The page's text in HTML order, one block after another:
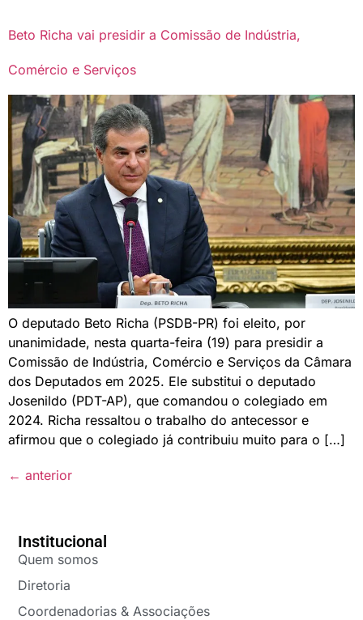
Beto Richa vai presidir a Comissão de Indústria,
Comércio e Serviços
O deputado Beto Richa (PSDB-PR) foi eleito, por
unanimidade, nesta quarta-feira (19) para presidir a
Comissão de Indústria, Comércio e Serviços da Câmara
dos Deputados em 2025. Ele substitui o deputado
Josenildo (PDT-AP), que comandou o colegiado em
2024. Richa ressaltou o trabalho do antecessor e
afirmou que o colegiado já contribuiu muito para o […]
← anterior
Institucional
Quem somos
Diretoria
Coordenadorias & Associações